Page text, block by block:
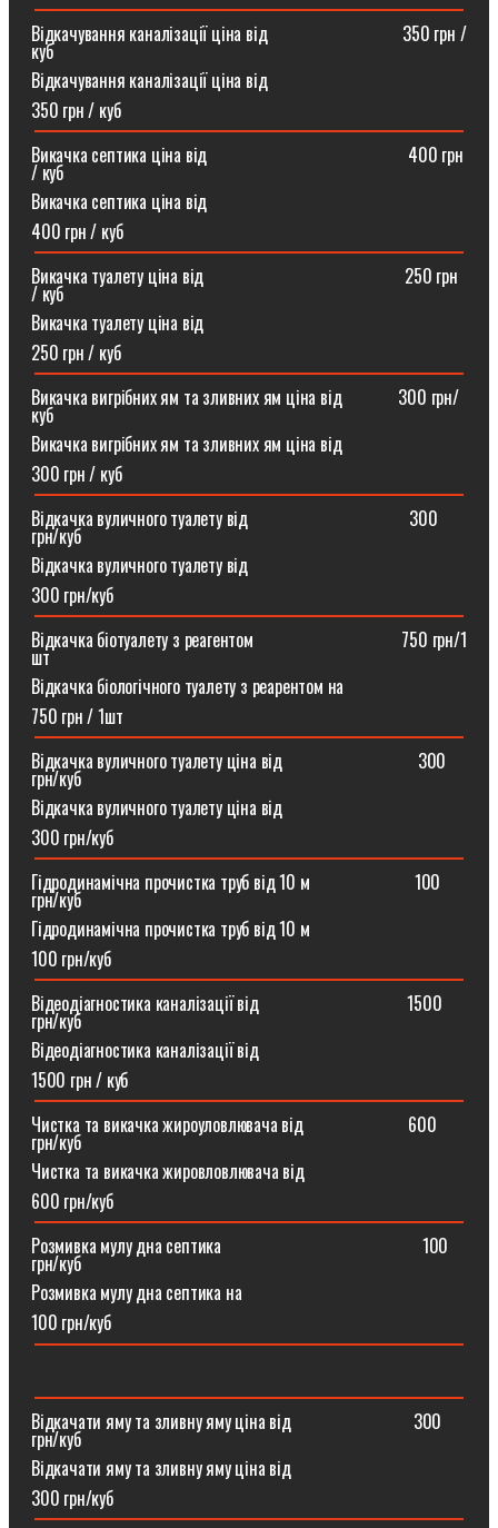
Відкачування каналізації ціна від ⠀⠀⠀⠀⠀⠀⠀⠀⠀⠀350 грн /
куб
Відкачування каналізації ціна від
350 грн / куб
Викачка септика ціна від ⠀⠀⠀⠀⠀⠀⠀⠀⠀⠀⠀⠀⠀⠀⠀400 грн
/ куб
Викачка септика ціна від
400 грн / куб
Викачка туалету ціна від ⠀⠀⠀⠀⠀⠀⠀⠀⠀⠀⠀⠀⠀⠀⠀250 грн
/ куб⠀
Викачка туалету ціна від
250 грн / куб
Викачка вигрібних ям та зливних ям ціна від ⠀⠀⠀⠀300 грн/
куб
Викачка вигрібних ям та зливних ям ціна від
300 грн / куб
Відкачка вуличного туалету від ⠀⠀⠀⠀⠀⠀⠀⠀⠀⠀⠀⠀300
грн/куб
Відкачка вуличного туалету від
300 грн/куб
Відкачка біотуалету з реагентом ⠀⠀⠀⠀⠀⠀⠀⠀⠀⠀⠀750 грн/1
шт
Відкачка біологічного туалету з реарентом на
750 грн / 1шт
Відкачка вуличного туалету ціна від ⠀⠀⠀⠀⠀⠀⠀⠀⠀⠀300
грн/куб
Відкачка вуличного туалету ціна від
300 грн/куб
Гідродинамічна прочистка труб від 10 м⠀⠀⠀⠀⠀⠀⠀⠀100
грн/куб
Гідродинамічна прочистка труб від 10 м
100 грн/куб
Відеодіагностика каналізації від ⠀⠀⠀⠀⠀⠀⠀⠀⠀⠀⠀1500
грн/куб
Відеодіагностика каналізації від
1500 грн / куб
Чистка та викачка жироуловлювача від⠀⠀⠀⠀⠀⠀⠀⠀600
грн/куб
Чистка та викачка жировловлювача від
600 грн/куб
Розмивка мулу дна септика ⠀⠀⠀⠀⠀⠀⠀⠀⠀⠀⠀⠀⠀⠀⠀100
грн/куб
Розмивка мулу дна септика на
100 грн/куб
Відкачати яму та зливну яму ціна від ⠀⠀⠀⠀⠀⠀⠀⠀⠀300
грн/куб
Відкачати яму та зливну яму ціна від
300 грн/куб